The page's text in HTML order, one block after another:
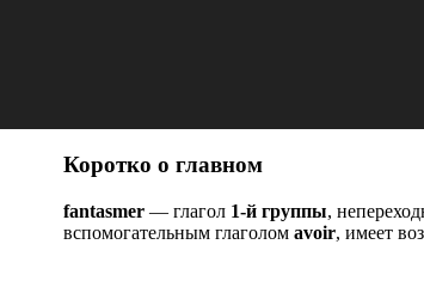
Коротко о главном
fantasmer — глагол 1-й группы,
вспомогательным глаголом avoir, имеет